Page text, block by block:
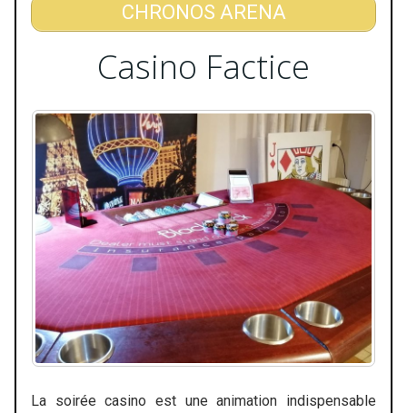
CHRONOS ARENA
Casino Factice
La soirée casino est une animation indispensable